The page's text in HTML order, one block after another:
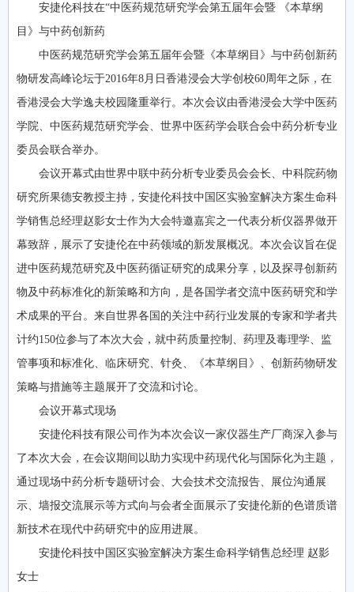
安捷伦科技在“中医药规范研究学会第五届年会暨 《本草纲
目》与中药创新药
中医药规范研究学会第五届年会暨《本草纲目》与中药创新药
物研发高峰论坛于2016年8月日香港浸会大学创校60周年之际，在
香港浸会大学逸夫校园隆重举行。本次会议由香港浸会大学中医药
学院、中医药规范研究学会、世界中医药学会联合会中药分析专业
委员会联合举办。
会议开幕式由世界中联中药分析专业委员会会长、中科院药物
研究所果德安教授主持，安捷伦科技中国区实验室解决方案生命科
学销售总经理赵影女士作为大会特邀嘉宾之一代表分析仪器界做开
幕致辞，展示了安捷伦在中药领域的新发展概况。本次会议旨在促
进中医药规范研究及中医药循证研究的成果分享，以及探寻创新药
物及中药标准化的新策略和方向，是各国学者交流中医药研究和学
术成果的平台。来自世界各国的关注中药行业发展的专家和学者共
计约150位参与了本次大会，就中药质量控制、药理及毒理学、监
管事项和标准化、临床研究、针灸、《本草纲目》、创新药物研发
策略与措施等主题展开了交流和讨论。
会议开幕式现场
安捷伦科技有限公司作为本次会议一家仪器生产厂商深入参与
了本次大会，在会议期间以助力实现中药现代化与国际化为主题，
通过现场中药分析专题研讨会、大会技术交流报告、展位沟通展
示、墙报交流展示等方式向与会者全面展示了安捷伦新的色谱质谱
新技术在现代中药研究中的应用进展。
安捷伦科技中国区实验室解决方案生命科学销售总经理 赵影
女士